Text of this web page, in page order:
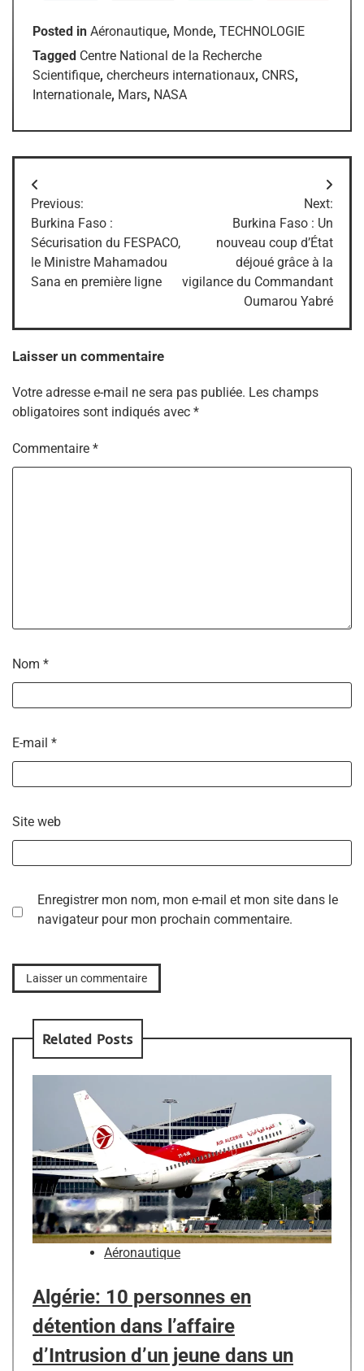
Posted in Aéronautique, Monde, TECHNOLOGIE
Tagged Centre National de la Recherche
Scientifique, chercheurs internationaux, CNRS,
Internationale, Mars, NASA
Navigation
de
l’article
Previous:
Burkina Faso :
Sécurisation du FESPACO,
le Ministre Mahamadou
Sana en première ligne
Next:
Burkina Faso : Un
nouveau coup d’État
déjoué grâce à la
vigilance du Commandant
Oumarou Yabré
Laisser un commentaire
Votre adresse e-mail ne sera pas publiée. Les champs
obligatoires sont indiqués avec *
Commentaire *
Nom *
E-mail *
Site web
Enregistrer mon nom, mon e-mail et mon site dans le
navigateur pour mon prochain commentaire.
Related Posts
Aéronautique
Algérie: 10 personnes en
détention dans l’affaire
d’Intrusion d’un jeune dans un